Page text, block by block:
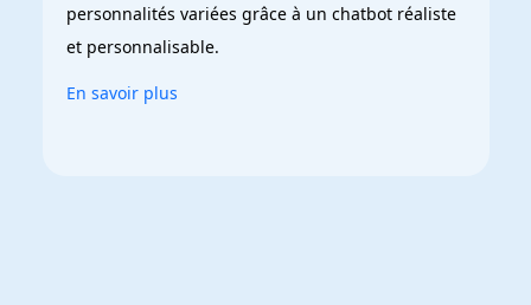
personnalités variées grâce à un chatbot réaliste
et personnalisable.
En savoir plus